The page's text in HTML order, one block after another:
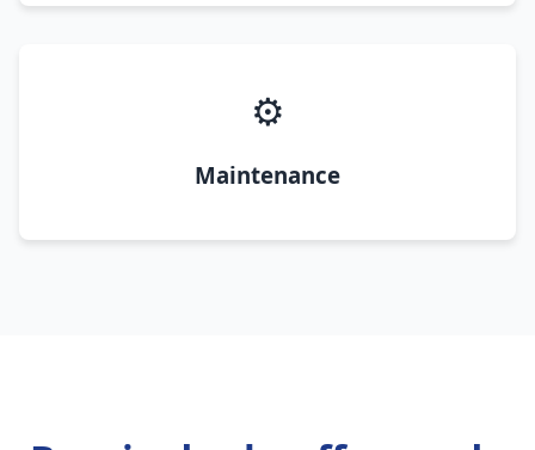
⚙️
Maintenance